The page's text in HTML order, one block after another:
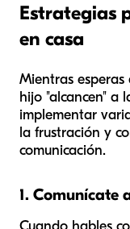
Estrategias
en casa
Mientras
hijo "alcancen" a
implementar
la frustración y
comunicación.
1. Comunícate